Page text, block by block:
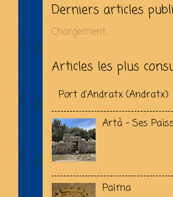
Derniers articles
Chargement...
Articles les plus
Port d'Andratx (Andratx)
Artà - Ses
Palma